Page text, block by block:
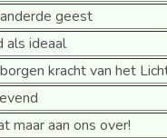
geest
als ideaal
kracht van het
maar aan ons over!